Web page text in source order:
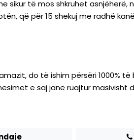
të mos shkruhet asnjëherë,
që për 15 shekuj me radhë
do të ishim përsëri 1000% të
e saj janë ruajtur masivisht